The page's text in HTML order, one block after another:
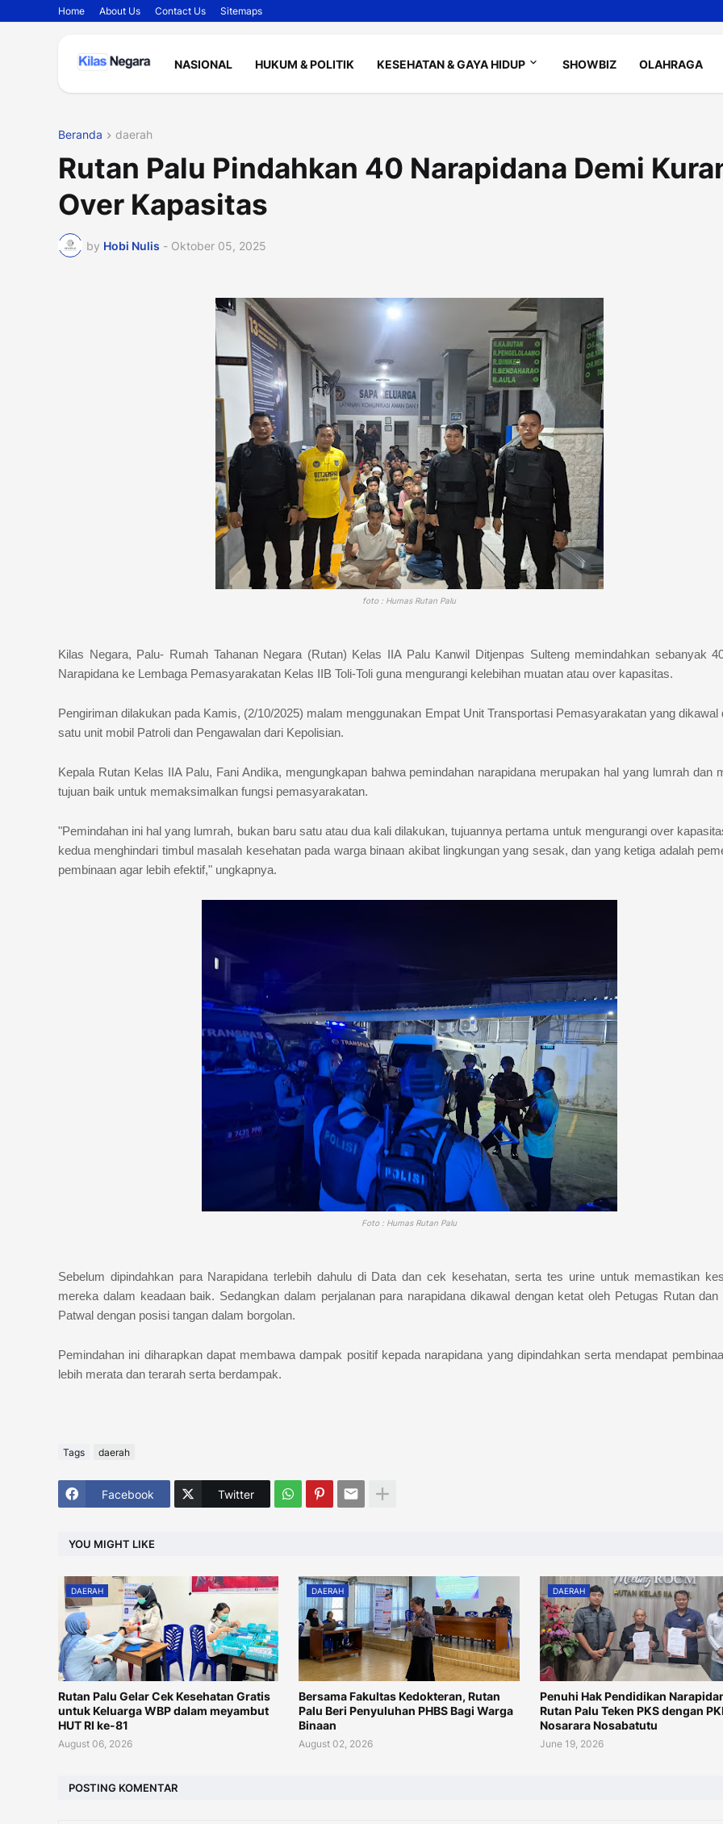
Home About Us Contact Us Sitemaps
NASIONAL HUKUM & POLITIK KESEHATAN & GAYA HIDUP SHOWBIZ OLAHRAGA
Beranda daerah
Rutan Palu Pindahkan 40 Narapidana Demi
Over Kapasitas
by Hobi Nulis - Oktober 05, 2025
foto : Humas Rutan Palu
Kilas Negara, Palu- Rumah Tahanan Negara (Rutan) Kelas IIA Palu Kanwil Ditjenpas Sulteng memindahkan sebanyak
Narapidana ke Lembaga Pemasyarakatan Kelas IIB Toli-Toli guna mengurangi kelebihan muatan atau over kapasitas.
Pengiriman dilakukan pada Kamis, (2/10/2025) malam menggunakan Empat Unit Transportasi Pemasyarakatan yang dikawal
satu unit mobil Patroli dan Pengawalan dari Kepolisian.
Kepala Rutan Kelas IIA Palu, Fani Andika, mengungkapan bahwa pemindahan narapidana merupakan hal yang lumrah dan
tujuan baik untuk memaksimalkan fungsi pemasyarakatan.
"Pemindahan ini hal yang lumrah, bukan baru satu atau dua kali dilakukan, tujuannya pertama untuk mengurangi over
kedua menghindari timbul masalah kesehatan pada warga binaan akibat lingkungan yang sesak, dan yang ketiga adalah
pembinaan agar lebih efektif," ungkapnya.
Foto : Humas Rutan Palu
Sebelum dipindahkan para Narapidana terlebih dahulu di Data dan cek kesehatan, serta tes urine untuk memastikan
mereka dalam keadaan baik. Sedangkan dalam perjalanan para narapidana dikawal dengan ketat oleh Petugas Rutan dan
Patwal dengan posisi tangan dalam borgolan.
Pemindahan ini diharapkan dapat membawa dampak positif kepada narapidana yang dipindahkan serta mendapat
lebih merata dan terarah serta berdampak.
Tags daerah
Facebook Twitter
YOU MIGHT LIKE
DAERAH
Rutan Palu Gelar Cek Kesehatan Gratis
untuk Keluarga WBP dalam meyambut
HUT RI ke-81
August 06, 2026
DAERAH
Bersama Fakultas Kedokteran, Rutan
Palu Beri Penyuluhan PHBS Bagi Warga
Binaan
August 02, 2026
DAERAH
Penuhi Hak Pendidikan
Rutan Palu Teken PKS dengan
Nosarara Nosabatutu
June 19, 2026
POSTING KOMENTAR